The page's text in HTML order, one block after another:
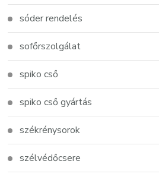
sóder rendelés
sofőrszolgálat
spiko cső
spiko cső gyártás
székrénysorok
szélvédőcsere